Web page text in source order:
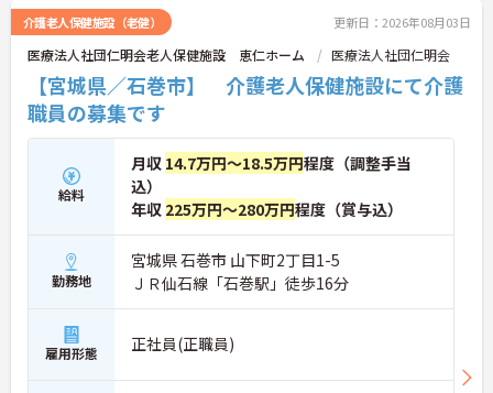
介護老人保健施設（老健） 更新日：2026年08月03日
医療法人社団仁明会老人保健施設 恵仁ホーム 医療法人社団仁明会
【宮城県／石巻市】 介護老人保健施設にて介護
職員の募集です
給料
月収 14.7万円～18.5万円程度（調整手当
込）
年収 225万円～280万円程度（賞与込）
勤務地
宮城県 石巻市 山下町2丁目1-5
ＪＲ仙石線「石巻駅」徒歩16分
雇用形態 正社員(正職員)